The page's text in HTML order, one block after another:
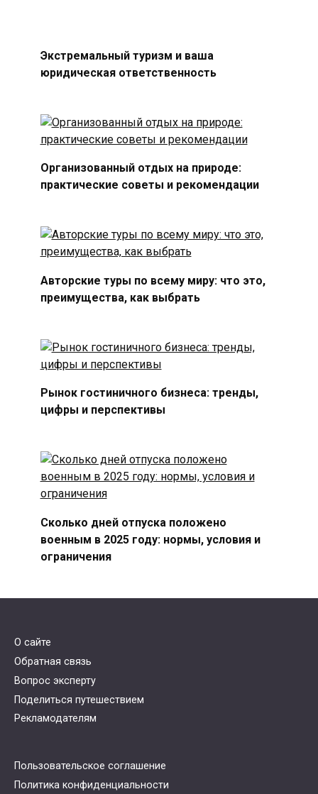
Экстремальный туризм и ваша
юридическая ответственность
Организованный отдых на природе:
практические советы и рекомендации
Авторские туры по всему миру: что это,
преимущества, как выбрать
Рынок гостиничного бизнеса: тренды,
цифры и перспективы
Сколько дней отпуска положено
военным в 2025 году: нормы, условия и
ограничения
О сайте
Обратная связь
Вопрос эксперту
Поделиться путешествием
Рекламодателям
Пользовательское соглашение
Политика конфиденциальности